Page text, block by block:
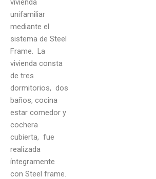
vivienda
unifamiliar
mediante el
sistema de Steel
Frame. La
vivienda consta
de tres
dormitorios, dos
baños, cocina
estar comedor y
cochera
cubierta, fue
realizada
íntegramente
con Steel frame.